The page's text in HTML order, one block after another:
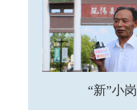
“新”小岗